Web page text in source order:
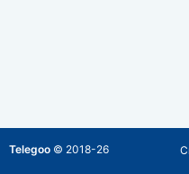
Telegoo © 2018-26